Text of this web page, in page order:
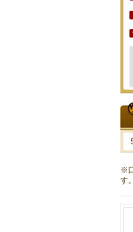
※
す。